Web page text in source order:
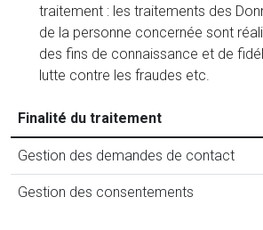
traitement : les traitements des
de la personne concernée sont
des fins de connaissance et de
lutte contre les fraudes etc.
Finalité du traitement
Gestion des demandes de contact
Gestion des consentements